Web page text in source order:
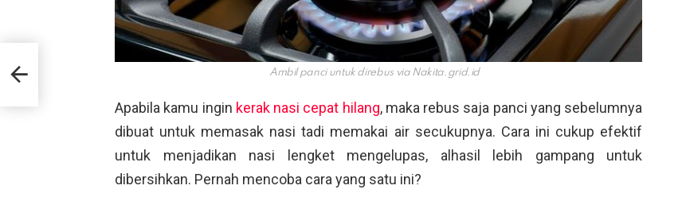
Ambil panci untuk direbus via Nakita.grid.id
Apabila kamu ingin kerak nasi cepat hilang, maka rebus saja panci yang sebelumnya
dibuat untuk memasak nasi tadi memakai air secukupnya. Cara ini cukup efektif
untuk menjadikan nasi lengket mengelupas, alhasil lebih gampang untuk
dibersihkan. Pernah mencoba cara yang satu ini?
3